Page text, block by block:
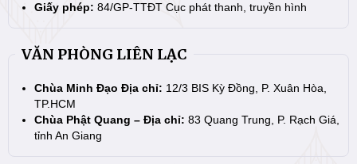
Giấy phép: 84/GP-TTĐT Cục phát thanh, truyền hình
VĂN PHÒNG LIÊN LẠC
Chùa Minh Đạo Địa chỉ: 12/3 BIS Kỳ Đồng, P. Xuân Hòa,
TP.HCM
Chùa Phật Quang – Địa chỉ: 83 Quang Trung, P. Rạch Giá,
tỉnh An Giang